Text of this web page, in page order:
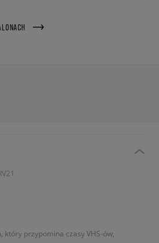
przypomina czasy VHS-ów,